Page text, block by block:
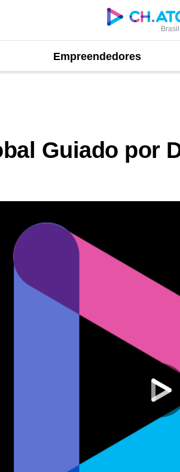
Brasil
Empreendedores
por Deus - Pres. Han Gill Park
Guiado por